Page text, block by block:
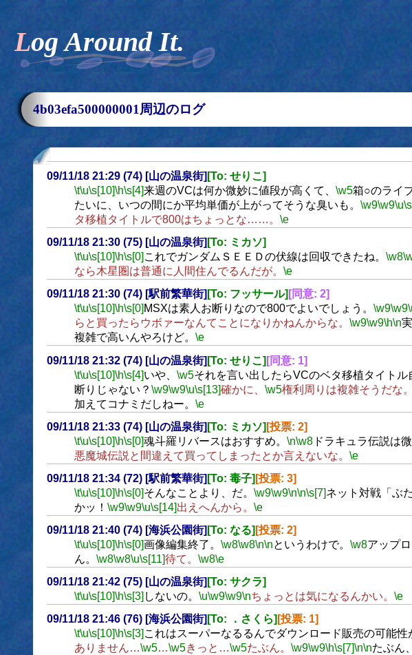
Log Around It.
4b03efa500000001周辺のログ
09/11/18 21:29 (74) [山の温泉街] [To: せりこ]
\t\u\s[10]\h\s[4]来週のVCは何か微妙に値段が高くて、 \w5箱○のライ
たいに、いつの間にか平均単価が上がってそうな臭いも。 \w9\w9\u
タ移植タイトルで800はちょっとな……。 \e
09/11/18 21:30 (75) [山の温泉街] [To: ミカソ]
\t\u\s[10]\h\s[0] これでガンダムＳＥＥＤの伏線は回収できたね。 \w8
なら木星圏は普通に人間住んでるんだが。 \e
09/11/18 21:30 (74) [駅前繁華街] [To: フッサール] [同意: 2]
\t\u\s[10]\h\s[0] MSXは素人お断りなので800でよいでしょう。 \w9\w9
らと買ったらウボァーなんてことになりかねんからな。 \w9\w9\h\n
複雑で高いんやろけど。 \e
09/11/18 21:32 (74) [山の温泉街] [To: せりこ] [同意: 1]
\t\u\s[10]\h\s[4]いや、 \w5それを言い出したらVCのベタ移植タイトル
断りじゃない？ \w9\w9\u\s[13]確かに、 \w5権利周りは複雑そうだな。
加えてコナミだしねー。 \e
09/11/18 21:33 (74) [山の温泉街] [To: ミカソ] [投票: 2]
\t\u\s[10]\h\s[0]魂斗羅リバースはおすすめ。 \n\w8ドラキュラ伝説は微
悪魔城伝説と間違えて買ってしまったとか言えないな。 \e
09/11/18 21:34 (72) [駅前繁華街] [To: 毒子] [投票: 3]
\t\u\s[10]\h\s[0]そんなことより、だ。 \w9\w9\n\n\s[7]ネット対戦「ぶ
かッ！ \w9\w9\u\s[14]出えへんから。 \e
09/11/18 21:40 (74) [海浜公園街] [To: なる] [投票: 2]
\t\u\s[10]\h\s[0]画像編集終了。 \w8\w8\n\nというわけで。 \w8アップ
ん。 \w8\w8\u\s[11]待て。 \w8\e
09/11/18 21:42 (75) [山の温泉街] [To: サクラ]
\t\u\s[10]\h\s[3] しないの。 \u\w9\w9\nちょっとは気になるんかい。 \e
09/11/18 21:46 (76) [海浜公園街] [To: ．さくら] [投票: 1]
\t\u\s[10] \h\s[3] これはスーパーなるるんでダウンロード販売の可能性
ありません…\w5…\w5きっと…\w5たぶん。 \w9\w9\h\s[7] \n\nたぶん、